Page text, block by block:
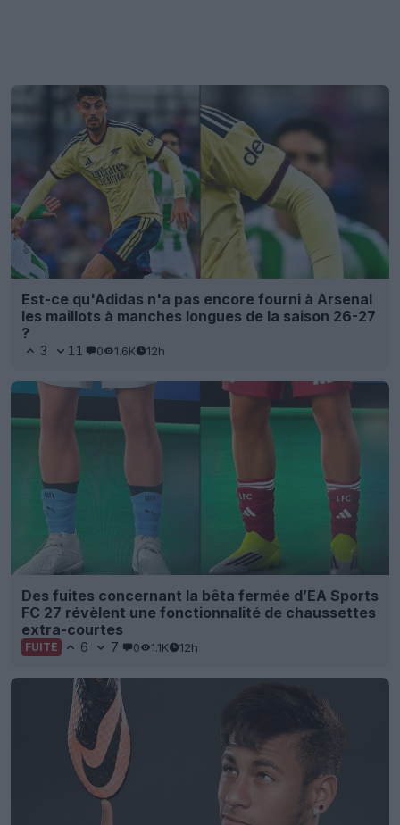
Est-ce qu'Adidas n'a pas encore fourni à Arsenal
les maillots à manches longues de la saison 26-27
?
3 11 0 1.6K 12h
Des fuites concernant la bêta fermée d’EA Sports
FC 27 révèlent une fonctionnalité de chaussettes
extra-courtes
FUITE 6 7 0 1.1K 12h